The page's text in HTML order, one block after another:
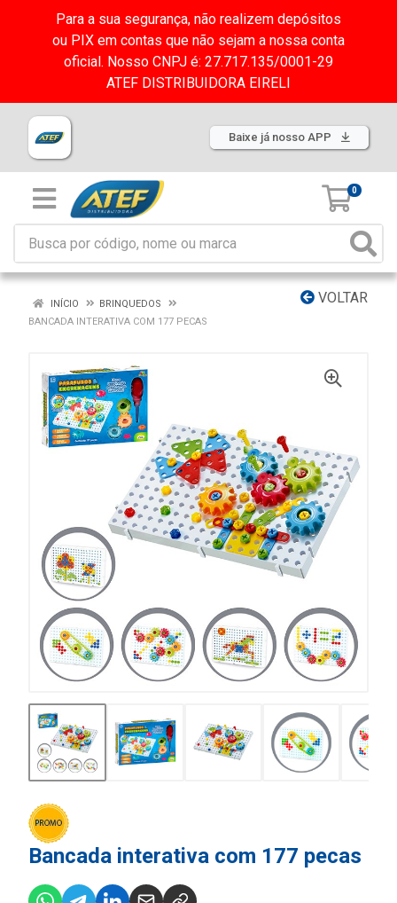
Para a sua segurança, não realizem depósitos
ou PIX em contas que não sejam a nossa conta
oficial. Nosso CNPJ é: 27.717.135/0001-29
ATEF DISTRIBUIDORA EIRELI
Baixe já nosso APP
0
VOLTAR
INÍCIO
BRINQUEDOS
BANCADA INTERATIVA COM 177 PECAS
Bancada interativa com 177 pecas